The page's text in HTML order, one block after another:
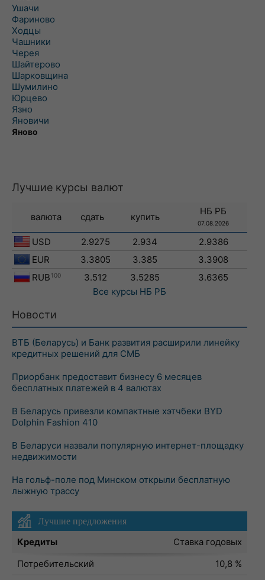
Ушачи
Фариново
Ходцы
Чашники
Черея
Шайтерово
Шарковщина
Шумилино
Юрцево
Язно
Яновичи
Яново
Лучшие курсы валют
валюта сдать купить
НБ РБ
07.08.2026
USD 2.9275 2.934
2.9386
EUR
3.3805 3.385
3.3908
RUB 100 3.512 3.5285
3.6365
Все курсы НБ РБ
Новости
ВТБ (Беларусь) и Банк развития расширили линейку
кредитных решений для СМБ
Приорбанк предоставит бизнесу 6 месяцев
бесплатных платежей в 4 валютах
В Беларусь привезли компактные хэтчбеки BYD
Dolphin Fashion 410
В Беларуси назвали популярную интернет-площадку
недвижимости
На гольф-поле под Минском открыли бесплатную
лыжную трассу
Лучшие предложения
Кредиты
Ставка годовых
Потребительский
10,8 %